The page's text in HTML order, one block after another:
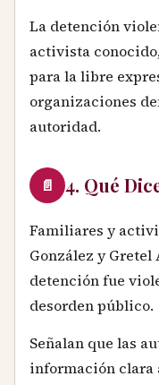
La detención
activista
para la libre
organizaciones
autoridad.
📄 4. Qué
Familiares y
González y
detención fue
desorden público.
Señalan que las
información clara